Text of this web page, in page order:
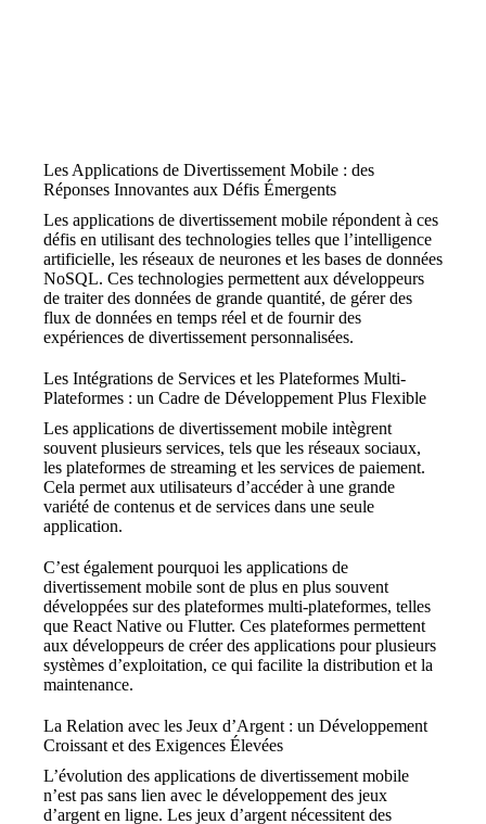
Les Applications de Divertissement Mobile : des
Réponses Innovantes aux Défis Émergents
Les applications de divertissement mobile répondent à ces
défis en utilisant des technologies telles que l’intelligence
artificielle, les réseaux de neurones et les bases de données
NoSQL. Ces technologies permettent aux développeurs
de traiter des données de grande quantité, de gérer des
flux de données en temps réel et de fournir des
expériences de divertissement personnalisées.
Les Intégrations de Services et les Plateformes Multi-
Plateformes : un Cadre de Développement Plus Flexible
Les applications de divertissement mobile intègrent
souvent plusieurs services, tels que les réseaux sociaux,
les plateformes de streaming et les services de paiement.
Cela permet aux utilisateurs d’accéder à une grande
variété de contenus et de services dans une seule
application.
C’est également pourquoi les applications de
divertissement mobile sont de plus en plus souvent
développées sur des plateformes multi-plateformes, telles
que React Native ou Flutter. Ces plateformes permettent
aux développeurs de créer des applications pour plusieurs
systèmes d’exploitation, ce qui facilite la distribution et la
maintenance.
La Relation avec les Jeux d’Argent : un Développement
Croissant et des Exigences Élevées
L’évolution des applications de divertissement mobile
n’est pas sans lien avec le développement des jeux
d’argent en ligne. Les jeux d’argent nécessitent des